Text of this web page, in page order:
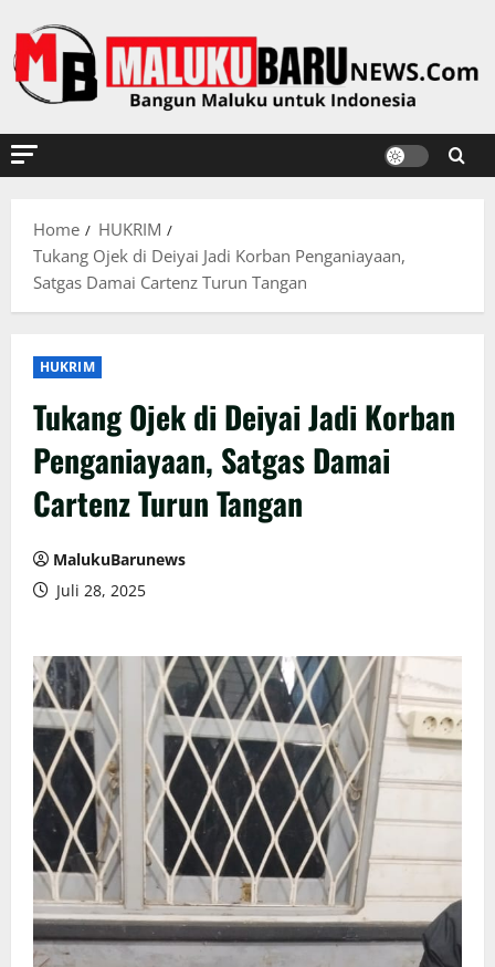
to
content
Home
HUKRIM
Tukang Ojek di Deiyai Jadi Korban Penganiayaan,
Satgas Damai Cartenz Turun Tangan
HUKRIM
Tukang Ojek di Deiyai Jadi Korban
Penganiayaan, Satgas Damai
Cartenz Turun Tangan
MalukuBarunews
Juli 28, 2025